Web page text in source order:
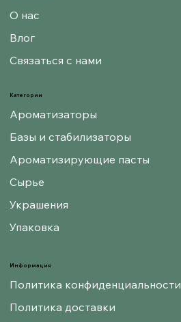
Информация
Политика конфиденциальности
Политика доставки
Категории
Ароматизаторы
Базы и стабилизаторы
Ароматизирующие пасты
Сырье
Украшения
Упаковка
О нас
Влог
Связаться с нами